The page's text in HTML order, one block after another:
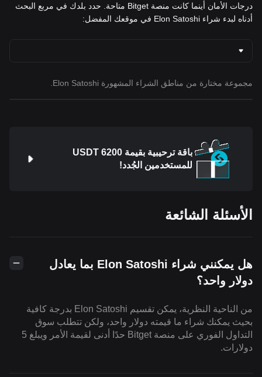
درجات الأمان أينما كانت منصة Bitget متاحة. حدد بلدك في مربع البحث
أدناه لبدء شراء Elon Satoshi في موقعك المفضل:
مجموعة مختارة من مناطق الشراء المشهورة Elon Satoshi.
باقة ترحيبية بقيمة 6200 USDT
للمستخدمين الجُدد!
الأسئلة الشائعة
هل يمكنني شراء Elon Satoshi بما يعادل
دولار واحد؟
من الناحية النظرية، يمكن تقسيم Elon Satoshi بدرجة كافية
بحيث يمكنك شراء ما قيمته دولار واحد، ولكن تتطلب سوق
التداول الفوري على منصة Bitget حدًا أدنى لقيمة الأمر ويبلغ 5
دولارات.